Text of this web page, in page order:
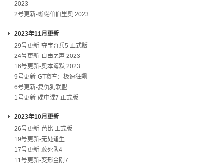
2023
2号更新-蜥蜴伯伯里奥 2023
2023年11月更新
29号更新-夺宝奇兵5 正式版
24号更新-自由之声 2023
16号更新-奥本海默 2023
9号更新-GT赛车：极速狂飙
6号更新-复仇狗联盟
1号更新-碟中谍7 正式版
2023年10月更新
26号更新-芭比 正式版
19号更新-无处逢生
17号更新-敢死队4
11号更新-变形金刚7